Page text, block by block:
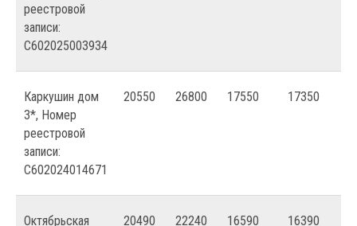
реестровой
записи:
С602025003934
Каркушин дом
3*, Номер
реестровой
записи:
С602024014671
20550 26800 17550 17350
Октябрьская 20490 22240 16590 16390